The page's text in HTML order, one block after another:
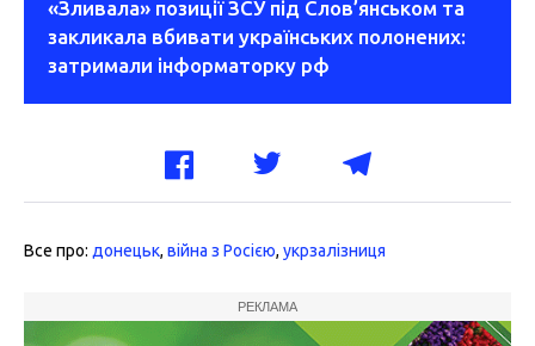
«Зливала» позиції ЗСУ під Слов’янськом та
закликала вбивати українських полонених:
затримали інформаторку рф
Все про: донецьк, війна з Росією, укрзалізниця
РЕКЛАМА